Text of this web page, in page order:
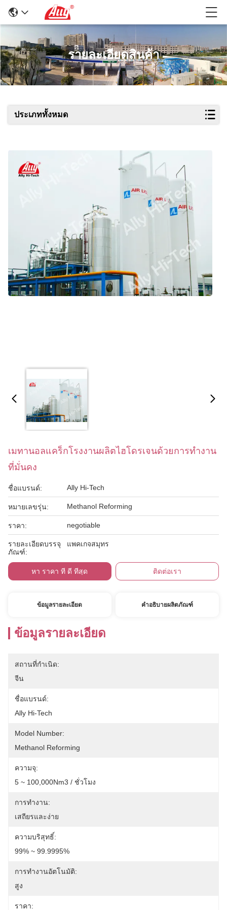
รายละเอียดสินค้า
ประเภททั้งหมด
เมทานอลแคร็กโรงงานผลิตไฮโดรเจนด้วยการทำงาน
ที่มั่นคง
ชื่อแบรนด์: Ally Hi-Tech
หมายเลขรุ่น: Methanol Reforming
ราคา: negotiable
รายละเอียดบรรจุ
ภัณฑ์:
แพคเกจสมุทร
หา ราคา ที่ ดี ที่สุด ติดต่อเรา
ข้อมูลรายละเอียด คำอธิบายผลิตภัณฑ์
ข้อมูลรายละเอียด
สถานที่กำเนิด:
จีน
ชื่อแบรนด์:
Ally Hi-Tech
Model Number:
Methanol Reforming
ความจุ:
5 ~ 100,000Nm3 / ชั่วโมง
การทำงาน:
เสถียรและง่าย
ความบริสุทธิ์:
99% ~ 99.9995%
การทำงานอัตโนมัติ:
สูง
ราคา: